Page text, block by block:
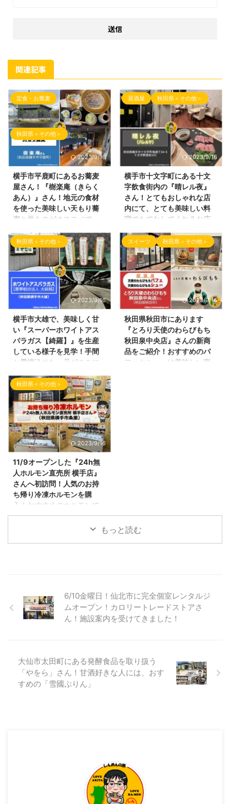
関連記事
定食・お蕎麦
秋田県＜その他＞
2023/9/16
横手市平鹿町にあるお蕎麦
屋さん！『樹楽庵（きらく
あん）』さん！地元の食材
を使った美味しい天もり蕎
麦と丼ものがオススメで
こんにちわ！ ブログ「しんめん
の旅」を配信致します。 6月は更
新頻度が低くなってしまい申し訳
ございませんでした。 今まで溜
まってしまった記事を少しずつ配
信していきます！ 本日の投稿
は、秋田県横手市で、2023年4
月にオープンされたお蕎麦屋さん
をご紹介致します。 場所は、秋
田県横手市平鹿町にあります平鹿
野球場や浅舞陸上競技場の近くに
ある 『樹楽庵（きらくあん）』
osobaya_kirakuan こちらで最
新のお店情報をご覧頂けます。）
樹楽庵さん 道路沿いにあり、と
ても目 ...
居酒屋 秋田県＜その他＞
2023/9/16
横手市十文字町にある十文
字飲食街内の『晴レル夜』
さん！とてもおしゃれな店
内にて、とても美味しい料
理でもてなしてくれるお店
こんばんわ！ブログ（しんめんの
旅）のお時間となりました！ 本
日の投稿は、横手市十文字町に
3月21日にオープンしました創作
ダイニングのお店のご紹介となり
ます。 ここのお店は、十文字飲
食街の中にあるお店です！（国道
側の方のお店です） 晴レル夜さ
んの外観 お店の名前は、晴レル
夜（ハレルヤ）さんです！ 晴レ
ル夜さんの看板が立体的でとても
良い感じです！ 本日はこのお店
秋田県＜その他＞
2023/9/16
横手市大雄で、美味しく甘
い『スーパーホワイトアス
パラガス【綺羅】』を生産
している様子を見学！手間
と愛情込めた一品がここに
こんばんわ！しんめんのブログの
お時間です！ 今回の記事は、
2023年1月に、 『ホワイトアス
パラガス』で有名な横手市大雄に
あります 農事組合法人さんのと
ころに伺ってきましたので、ご紹
介させて頂きます！ 久しぶりの
野菜の栽培の様子を見学できるの
で、とてもウキウキな気分で訪問
してきました！ 農事組合法人さ
んのご紹介 今回訪問させて頂い
た農事組合法人さんは、 農業組
＠taiyuina2022 さん ） 「太結
スイーツ 秋田県＜その他＞
2023/9/16
秋田県秋田市にあります
『とろり天使のわらびもち
秋田泉中央店』さんの新商
品をご紹介！おすすめのパ
フェとシューは美味しい商
所と駐車場 とろり天使のわらび
秋田県＜その他＞
2023/9/16
11/9オープンした『24h無
人ホルモン直売所 横手店』
さんへ初訪問！人気のお持
ち帰り冷凍ホルモンを購
入！おすすめのホルモンで
す！
こんばんわ！しんめんのブログの
す ２４h無人ホルモン直売所
大仙神岡店さんでした。 前回の
大仙神岡店さんの記事はこちら
直売所 横手店さんです！ 2022
年11月9日（水）にオープンした
様子です！ 営 ...
もっと読む
6/10金曜日！仙北市に完全個室レンタルジ
ムオープン！カロリートレードストアさ
ん！施設案内を受けてきました！
大仙市太田町にある発酵食品を取り扱う
「やをら」さん！甘酒好きな人には、おす
すめの「雪國ぷりん」